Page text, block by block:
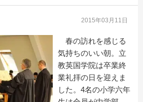
2015年03月11日
春の訪れを感じる
気持ちのいい朝。立
教英国学院は卒業終
業礼拝の日を迎えま
した。4名の小学六年